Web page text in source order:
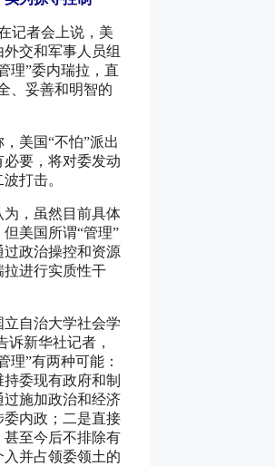
者会上说，美
交和军事人员组
理”委内瑞拉，直
、妥善和明智的
美国“不怕”派出
要，将对委发动
打击。
，虽然目前具体
美国所谓“管理”
政治操控和资源
进行实质性干
自治大学社会学
诉新华社记者，
理”有两种可能：
委现有政府和制
过施加政治和经济
委内政；二是直接
至今后不排除有
并占领委领土的